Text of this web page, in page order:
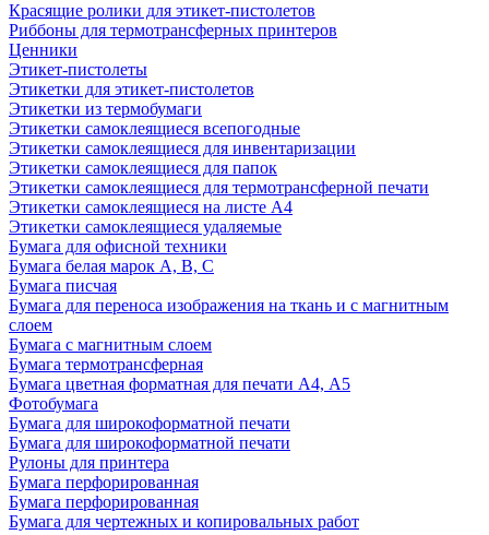
Красящие ролики для этикет-пистолетов
Риббоны для термотрансферных принтеров
Ценники
Этикет-пистолеты
Этикетки для этикет-пистолетов
Этикетки из термобумаги
Этикетки самоклеящиеся всепогодные
Этикетки самоклеящиеся для инвентаризации
Этикетки самоклеящиеся для папок
Этикетки самоклеящиеся для термотрансферной печати
Этикетки самоклеящиеся на листе А4
Этикетки самоклеящиеся удаляемые
Бумага для офисной техники
Бумага белая марок А, В, С
Бумага писчая
Бумага для переноса изображения на ткань и с магнитным
слоем
Бумага с магнитным слоем
Бумага термотрансферная
Бумага цветная форматная для печати А4, А5
Фотобумага
Бумага для широкоформатной печати
Бумага для широкоформатной печати
Рулоны для принтера
Бумага перфорированная
Бумага перфорированная
Бумага для чертежных и копировальных работ